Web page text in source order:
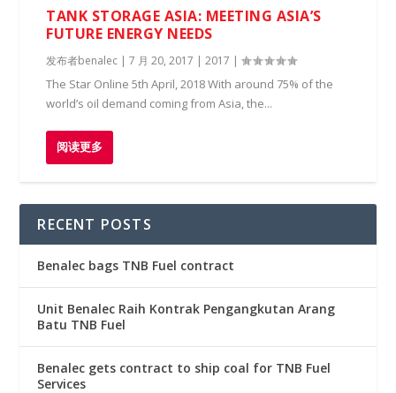
TANK STORAGE ASIA: MEETING ASIA’S
FUTURE ENERGY NEEDS
发布者benalec |7 月 20, 2017 |2017 |
The Star Online 5th April, 2018 With around 75% of the
world’s oil demand coming from Asia, the...
阅读更多
RECENT POSTS
Benalec bags TNB Fuel contract
Unit Benalec Raih Kontrak Pengangkutan Arang
Batu TNB Fuel
Benalec gets contract to ship coal for TNB Fuel
Services